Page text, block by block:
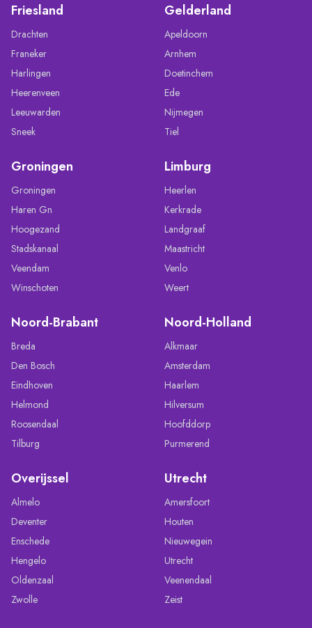
Friesland
Drachten
Franeker
Harlingen
Heerenveen
Leeuwarden
Sneek
Gelderland
Apeldoorn
Arnhem
Doetinchem
Ede
Nijmegen
Tiel
Groningen
Groningen
Haren Gn
Hoogezand
Stadskanaal
Veendam
Winschoten
Limburg
Heerlen
Kerkrade
Landgraaf
Maastricht
Venlo
Weert
Noord-Brabant
Breda
Den Bosch
Eindhoven
Helmond
Roosendaal
Tilburg
Noord-Holland
Alkmaar
Amsterdam
Haarlem
Hilversum
Hoofddorp
Purmerend
Overijssel
Almelo
Deventer
Enschede
Hengelo
Oldenzaal
Zwolle
Utrecht
Amersfoort
Houten
Nieuwegein
Utrecht
Veenendaal
Zeist